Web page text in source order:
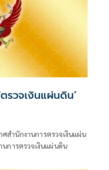
รวจเงินแผ่นดิน’
สำนักงานการตรวจเงินแผ่น
นการตรวจเงินแผ่นดิน